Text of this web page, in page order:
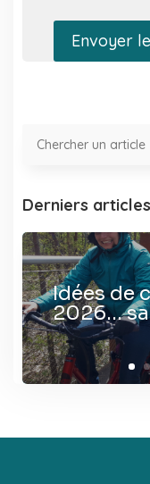
Envoyer
Derniers articles
Idées de
2026…